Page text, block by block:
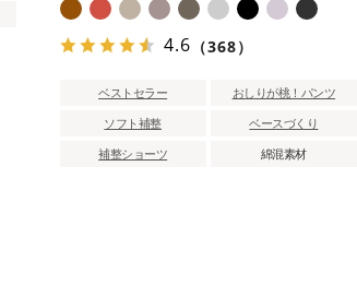
4.6 （368）
ベストセラー おしりが桃！パンツ
ソフト補整 ベースづくり
補整ショーツ 綿混素材